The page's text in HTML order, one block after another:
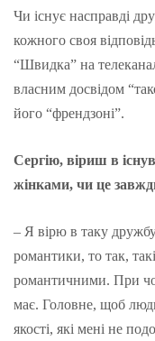
Чи існує насправді
кожного своя
“Швидка” на
власним досвідом
його “френдзоні”.
Сергію, віриш в
жінками, чи це
– Я вірю в таку
романтики, то так,
романтичними. При
має. Головне, щоб
якості, які мені не